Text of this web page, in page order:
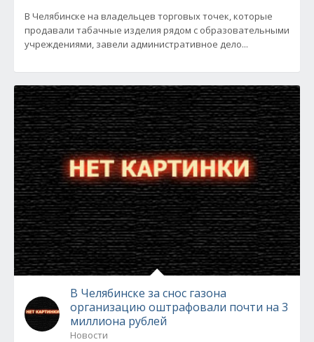
В Челябинске на владельцев торговых точек, которые
продавали табачные изделия рядом с образовательными
учреждениями, завели административное дело...
В Челябинске за снос газона
организацию оштрафовали почти на 3
миллиона рублей
Новости